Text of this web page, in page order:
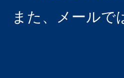
また、メールで